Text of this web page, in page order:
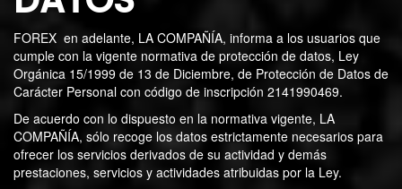
FOREX en adelante, LA COMPAÑÍA, informa a los usuarios que
cumple con la vigente normativa de protección de datos, Ley
Orgánica 15/1999 de 13 de Diciembre, de Protección de Datos de
Carácter Personal con código de inscripción 2141990469.
De acuerdo con lo dispuesto en la normativa vigente, LA
COMPAÑÍA, sólo recoge los datos estrictamente necesarios para
ofrecer los servicios derivados de su actividad y demás
prestaciones, servicios y actividades atribuidas por la Ley.